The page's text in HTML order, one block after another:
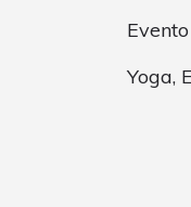
Yoga,